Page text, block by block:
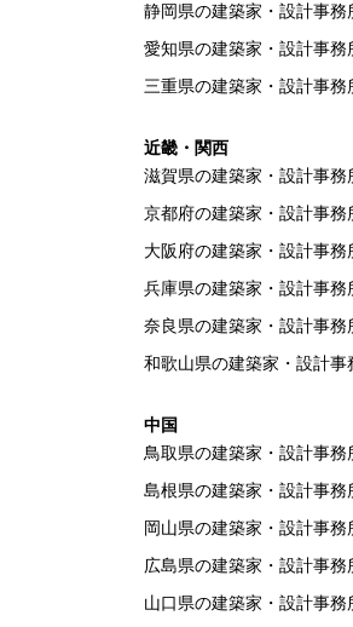
静岡県の建築家・設計事務
愛知県の建築家・設計事務
三重県の建築家・設計事務
近畿・関西
滋賀県の建築家・設計事務
京都府の建築家・設計事務
大阪府の建築家・設計事務
兵庫県の建築家・設計事務
奈良県の建築家・設計事務
和歌山県の建築家・設計事
中国
鳥取県の建築家・設計事務
島根県の建築家・設計事務
岡山県の建築家・設計事務
広島県の建築家・設計事務
山口県の建築家・設計事務